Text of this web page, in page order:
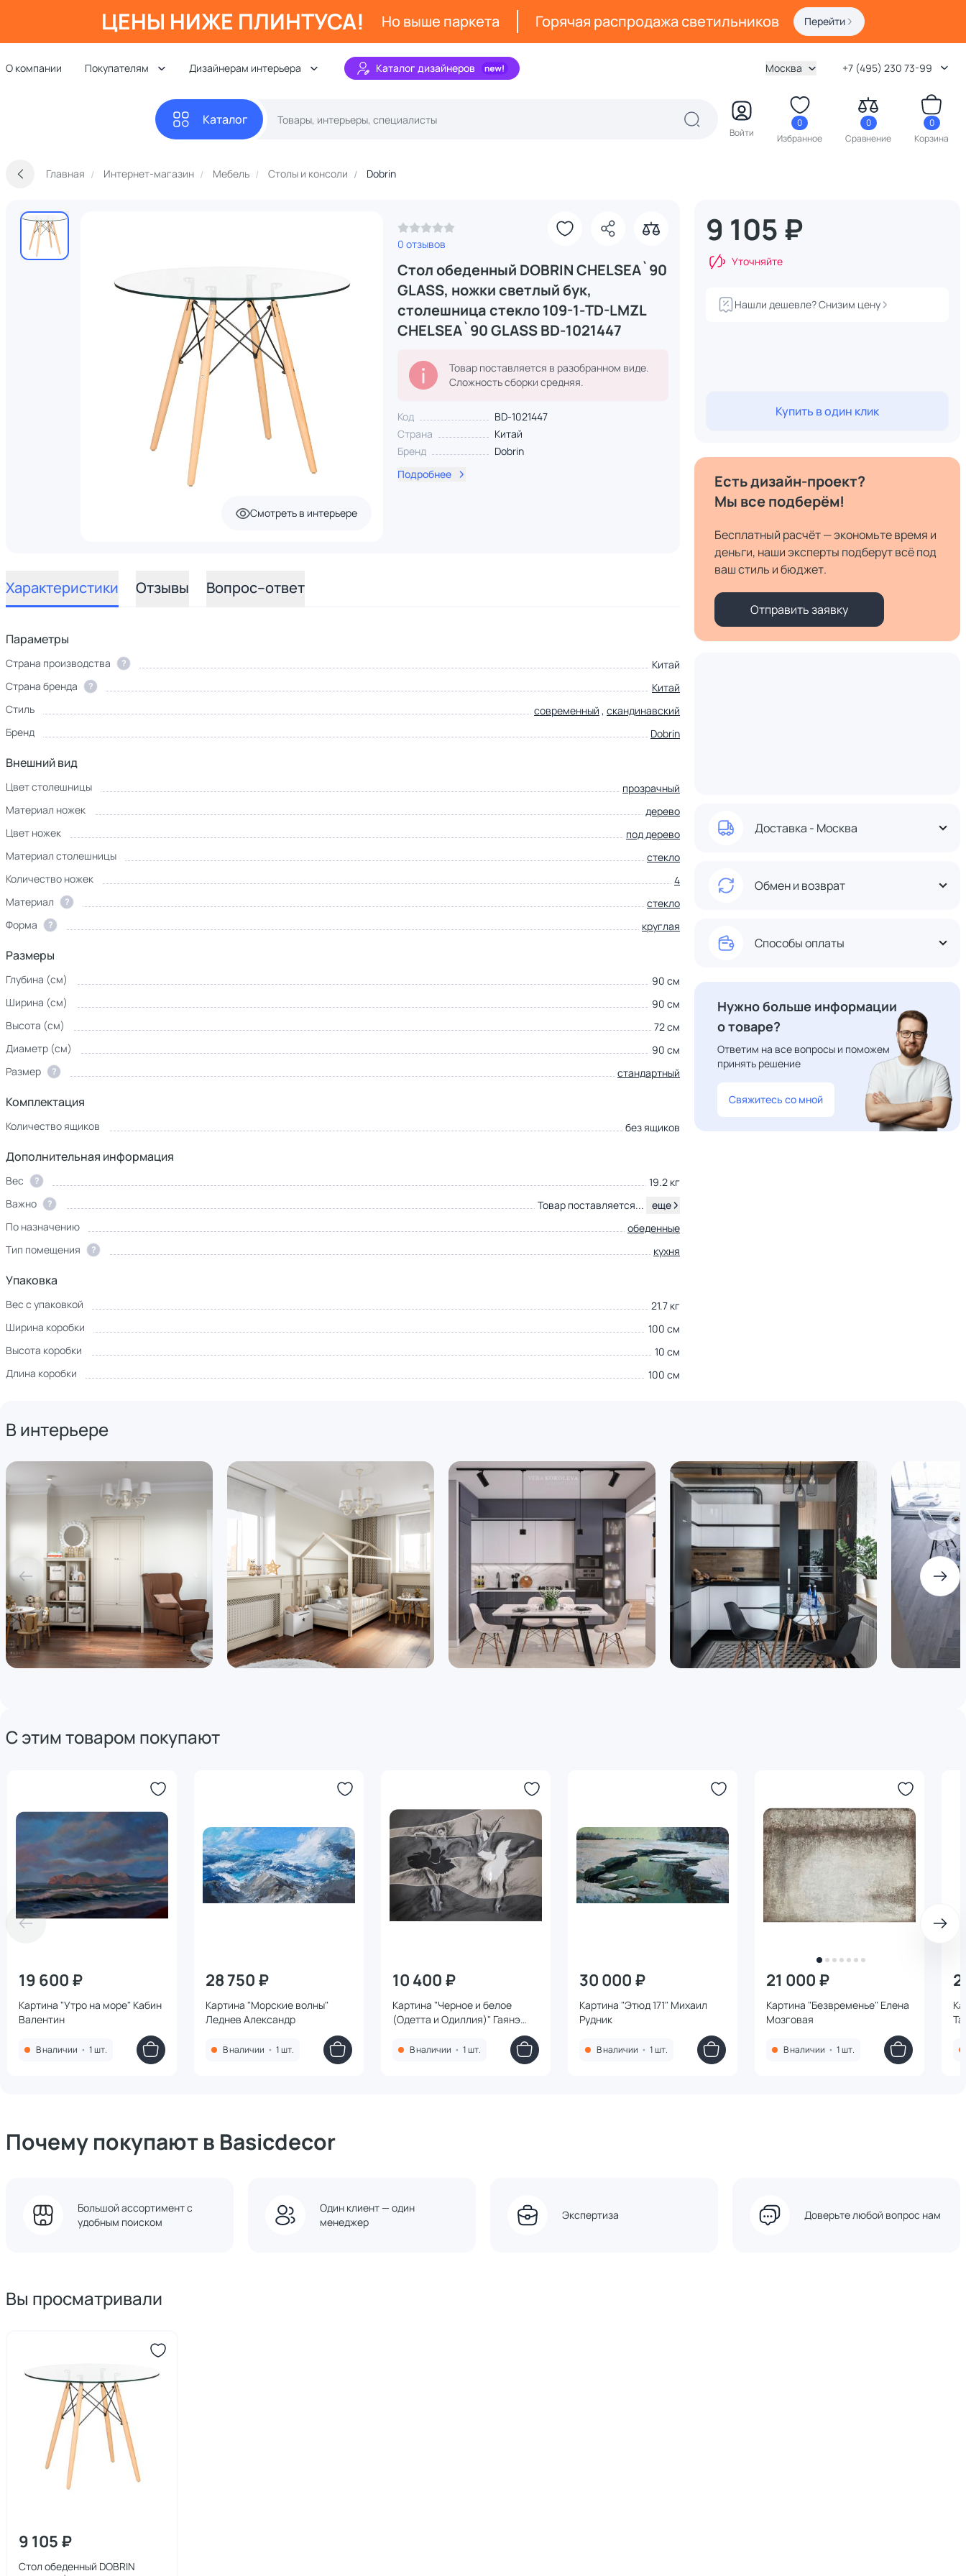
ЦЕНЫ НИЖЕ ПЛИНТУСА! Но выше паркета Горячая распродажа светильников Перейти
О компании Покупателям Дизайнерам интерьера Каталог дизайнеров Москва +7 (495) 230 73-99
Каталог
Войти
0
Избранное
0
Сравнение
0
Корзина
Главная Интернет-магазин Мебель Столы и консоли Dobrin
Смотреть в интерьере
0 отзывов
Стол обеденный DOBRIN CHELSEA`90
GLASS, ножки светлый бук,
столешница стекло 109-1-TD-LMZL
CHELSEA`90 GLASS BD-1021447
Товар поставляется в разобранном виде.
Сложность сборки средняя.
Код
BD-1021447
Страна
Китай
Бренд
Dobrin
Подробнее
Характеристики Отзывы Вопрос–ответ
Параметры
Страна производства ?
Китай
Страна бренда
?
Китай
Стиль
современный , скандинавский
Бренд
Dobrin
Внешний вид
Цвет столешницы
прозрачный
Материал ножек
дерево
Цвет ножек
под дерево
Материал столешницы
стекло
Количество ножек
4
Материал
?
стекло
Форма
? круглая
Размеры
Глубина (см)
90 см
Ширина (см)
90 см
Высота (см)
72 см
Диаметр (см)
90 см
Размер
? стандартный
Комплектация
Количество ящиков без ящиков
Дополнительная информация
Вес ?
19.2 кг
Важно
? Товар поставляется... еще
Закрыть
По назначению
обеденные
Тип помещения
? кухня
Упаковка
Вес с упаковкой
21.7 кг
Ширина коробки
100 см
Высота коробки
10 см
Длина коробки
100 см
9 105 ₽
Уточняйте
Нашли дешевле? Снизим цену
Купить в один клик
Есть дизайн-проект?
Мы все подберём!
Бесплатный расчёт — экономьте время и
деньги, наши эксперты подберут всё под
ваш стиль и бюджет.
Отправить заявку
Доставка - Москва
Обмен и возврат
Способы оплаты
Нужно больше информации
о товаре?
Ответим на все вопросы и поможем
принять решение
Свяжитесь со мной
В интерьере
С этим товаром покупают
19 600 ₽
Картина "Утро на море" Кабин
Валентин
В наличии • 1 шт.
28 750 ₽
Картина "Морские волны"
Леднев Александр
В наличии • 1 шт.
10 400 ₽
Картина "Черное и белое
(Одетта и Одиллия)" Гаянэ
В наличии • 1 шт.
30 000 ₽
Картина "Этюд 171" Михаил
Рудник
В наличии • 1 шт.
21 000 ₽
Картина "Безвременье" Елена
Мозговая
В наличии • 1 шт.
Почему покупают в Basicdecor
Большой ассортимент с
удобным поиском
Один клиент — один
менеджер
Экспертиза Доверьте любой вопрос нам
Вы просматривали
9 105 ₽
Стол обеденный DOBRIN